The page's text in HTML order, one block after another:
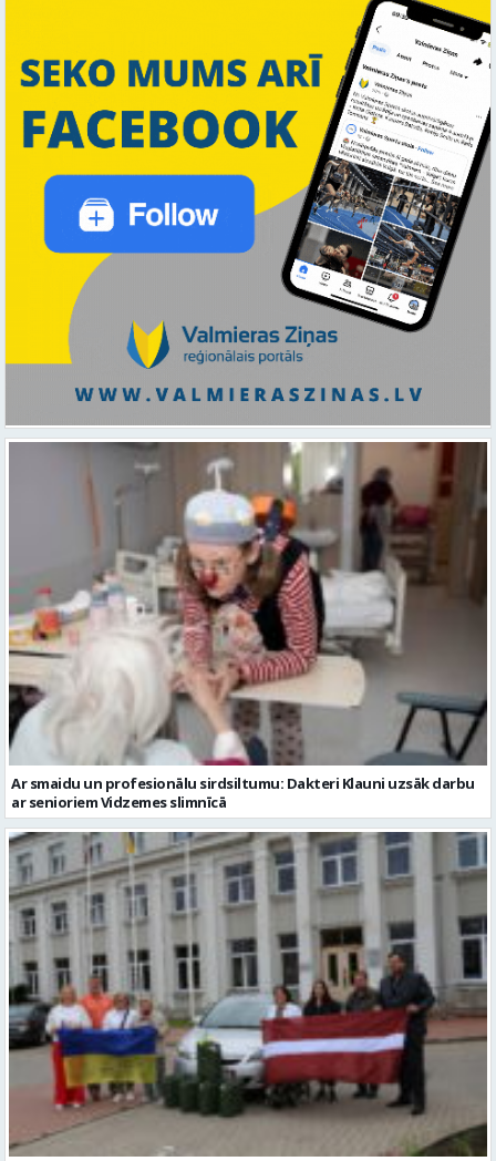
Ar smaidu un profesionālu sirdsiltumu: Dakteri Klauni uzsāk darbu
ar senioriem Vidzemes slimnīcā
No Valmieras uz Ukrainu ceļā dodas vēl viena humānās palīdzības
automašīna